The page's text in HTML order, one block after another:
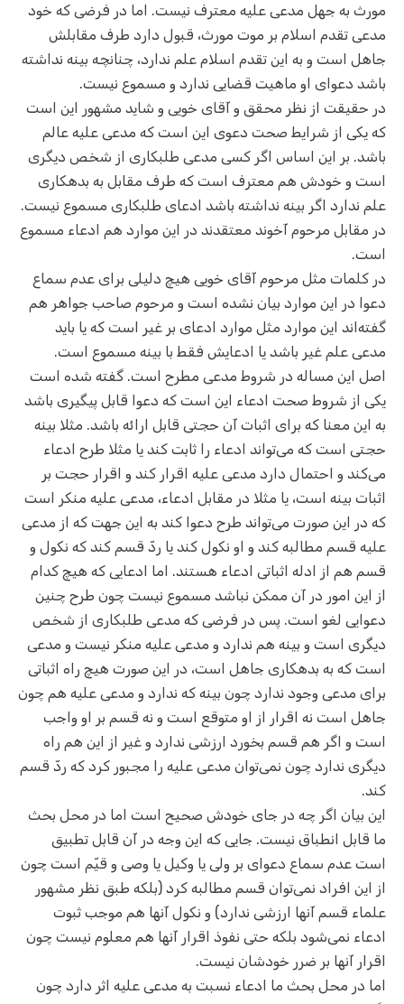
مورث به جهل مدعی علیه معترف نیست. اما در فرضی که خود
مدعی تقدم اسلام بر موت مورث، قبول دارد طرف مقابلش
جاهل است و به این تقدم اسلام علم ندارد، چنانچه بینه نداشته
باشد دعوای او ماهیت قضایی ندارد و مسموع نیست.
در حقیقت از نظر محقق و آقای خویی و شاید مشهور این است
که یکی از شرایط صحت دعوی این است که مدعی علیه عالم
باشد. بر این اساس اگر کسی مدعی طلبکاری از شخص دیگری
است و خودش هم معترف است که طرف مقابل به بدهکاری
علم ندارد اگر بینه نداشته باشد ادعای طلبکاری مسموع نیست.
در مقابل مرحوم آخوند معتقدند در این موارد هم ادعاء مسموع
است.
در کلمات مثل مرحوم آقای خویی هیچ دلیلی برای عدم سماع
دعوا در این موارد بیان نشده است و مرحوم صاحب جواهر هم
گفته‌اند این موارد مثل موارد ادعای بر غیر است که یا باید
مدعی علم غیر باشد یا ادعایش فقط با بینه مسموع است.
اصل این مساله در شروط مدعی مطرح است. گفته شده است
یکی از شروط صحت ادعاء این است که دعوا قابل پیگیری باشد
به این معنا که برای اثبات آن حجتی قابل ارائه باشد. مثلا بینه
حجتی است که می‌تواند ادعاء را ثابت کند یا مثلا طرح ادعاء
می‌کند و احتمال دارد مدعی علیه اقرار کند و اقرار حجت بر
اثبات بینه است، یا مثلا در مقابل ادعاء، مدعی علیه منکر است
که در این صورت می‌تواند طرح دعوا کند به این جهت که از مدعی
علیه قسم مطالبه کند و او نکول کند یا ردّ‌ قسم کند که نکول و
قسم هم از ادله اثباتی ادعاء هستند. اما ادعایی که هیچ کدام
از این امور در آن ممکن نباشد مسموع نیست چون طرح چنین
دعوایی لغو است. پس در فرضی که مدعی طلبکاری از شخص
دیگری است و بینه هم ندارد و مدعی علیه منکر نیست و مدعی
است که به بدهکاری جاهل است، در این صورت هیچ راه اثباتی
برای مدعی وجود ندارد چون بینه که ندارد و مدعی علیه هم چون
جاهل است نه اقرار از او متوقع است و نه قسم بر او واجب
است و اگر هم قسم بخورد ارزشی ندارد و غیر از این هم راه
دیگری ندارد چون نمی‌توان مدعی علیه را مجبور کرد که ردّ قسم
کند.
این بیان اگر چه در جای خودش صحیح است اما در محل بحث
ما قابل انطباق نیست. جایی که این وجه در آن قابل تطبیق
است عدم سماع دعوای بر ولی یا وکیل یا وصی و قیّم است چون
از این افراد نمی‌توان قسم مطالبه کرد (بلکه طبق نظر مشهور
علماء قسم آنها ارزشی ندارد) و نکول آنها هم موجب ثبوت
ادعاء نمی‌شود بلکه حتی نفوذ اقرار آنها هم معلوم نیست چون
اقرار آنها بر ضرر خودشان نیست.
اما در محل بحث ما ادعاء نسبت به مدعی علیه اثر دارد چون